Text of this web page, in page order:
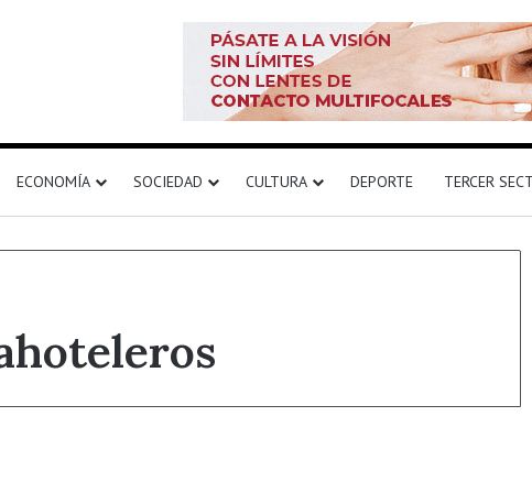
ECONOMÍA SOCIEDAD CULTURA DEPORTE TERCER